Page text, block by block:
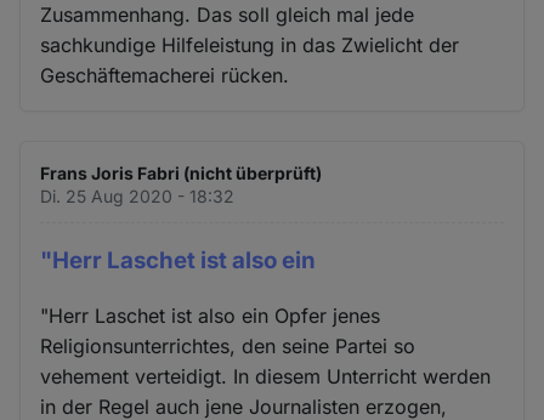
Zusammenhang. Das soll gleich mal jede
sachkundige Hilfeleistung in das Zwielicht der
Geschäftemacherei rücken.
Frans Joris Fabri (nicht überprüft)
Di. 25 Aug 2020 - 18:32
"Herr Laschet ist also ein
"Herr Laschet ist also ein Opfer jenes
Religionsunterrichtes, den seine Partei so
vehement verteidigt. In diesem Unterricht werden
in der Regel auch jene Journalisten erzogen,